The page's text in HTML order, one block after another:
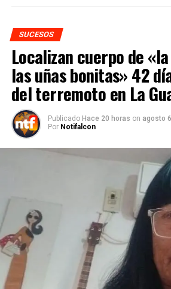
SUCESOS
Localizan cuerpo de
las uñas bonitas» 42
del terremoto en La
Publicado Hace 20 horas on agosto
Por Notifalcon